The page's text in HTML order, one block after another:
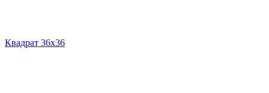
Квадрат 36х36